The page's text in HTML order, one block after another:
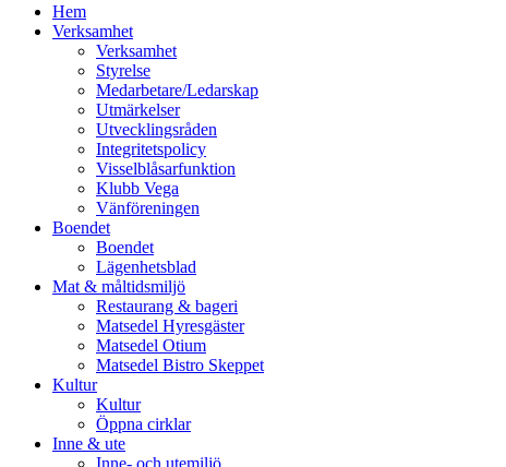
Hem
Verksamhet
Verksamhet
Styrelse
Medarbetare/Ledarskap
Utmärkelser
Utvecklingsråden
Integritetspolicy
Visselblåsarfunktion
Klubb Vega
Vänföreningen
Boendet
Boendet
Lägenhetsblad
Mat & måltidsmiljö
Restaurang & bageri
Matsedel Hyresgäster
Matsedel Otium
Matsedel Bistro Skeppet
Kultur
Kultur
Öppna cirklar
Inne & ute
Inne- och utemiljö